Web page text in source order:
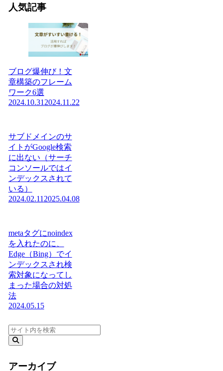
人気記事
ブログ爆伸び！文
章構築のフレーム
ワーク6選
2024.10.31 2024.11.22
サブドメインのサ
イトがGoogle検索
に出ない（サーチ
コンソールではイ
ンデックスされて
いる）
2024.02.11 2025.04.08
metaタグにnoindex
を入れたのに、
Edge（Bing）でイ
ンデックスされ検
索対象になってし
まった場合の対処
法
2024.05.15
アーカイブ